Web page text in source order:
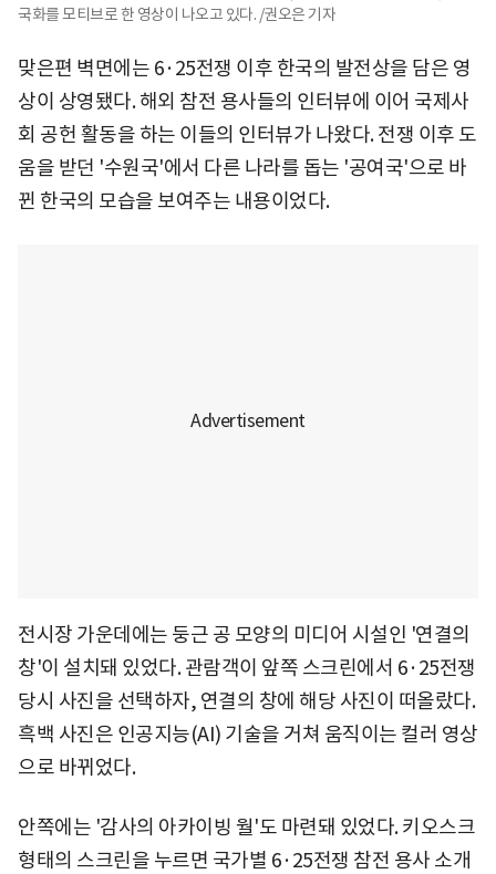
국화를 모티브로 한 영상이 나오고 있다. /권오은 기자
맞은편 벽면에는 6·25전쟁 이후 한국의 발전상을 담은 영
상이 상영됐다. 해외 참전 용사들의 인터뷰에 이어 국제사
회 공헌 활동을 하는 이들의 인터뷰가 나왔다. 전쟁 이후 도
움을 받던 '수원국'에서 다른 나라를 돕는 '공여국'으로 바
뀐 한국의 모습을 보여주는 내용이었다.
전시장 가운데에는 둥근 공 모양의 미디어 시설인 '연결의
창'이 설치돼 있었다. 관람객이 앞쪽 스크린에서 6·25전쟁
당시 사진을 선택하자, 연결의 창에 해당 사진이 떠올랐다.
흑백 사진은 인공지능(AI) 기술을 거쳐 움직이는 컬러 영상
으로 바뀌었다.
안쪽에는 '감사의 아카이빙 월'도 마련돼 있었다. 키오스크
형태의 스크린을 누르면 국가별 6·25전쟁 참전 용사 소개